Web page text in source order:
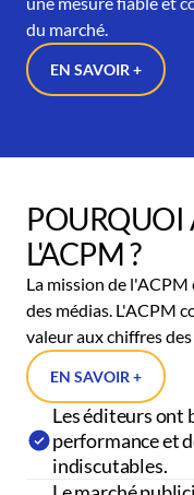
du marché.
EN SAVOIR +
POURQUOI
L'ACPM ?
La mission de
des médias. L'ACPM
valeur aux chiffres
EN SAVOIR +
Les éditeurs ont
performance et
indiscutables.